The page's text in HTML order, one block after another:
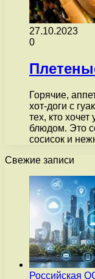
27.10.2023
0
Горячие,
хот-доги с
тех, кто
блюдом. Это
сосисок и
Свежие записи
Российская